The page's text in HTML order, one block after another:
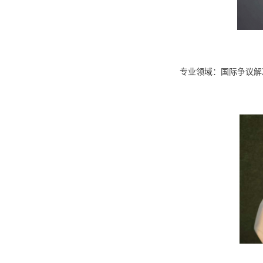
专业领域：国际争议